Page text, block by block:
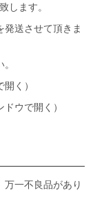
します。
発送させて頂きま
く）
ウで開く）
一不良品があり